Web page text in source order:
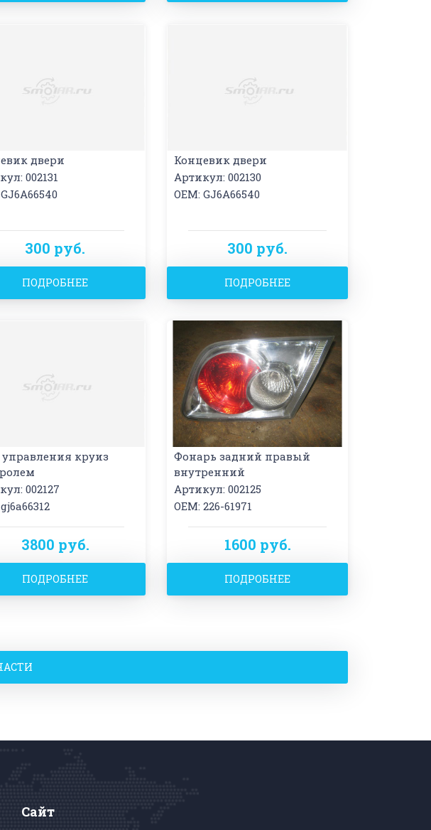
двери
002131
300 руб.
ПОДРОБНЕЕ
Концевик двери
Артикул: 002130
OEM: GJ6A66540
300 руб.
ПОДРОБНЕЕ
круиз
002127
3800 руб.
ПОДРОБНЕЕ
Фонарь задний правый
внутренний
Артикул: 002125
OEM: 226-61971
1600 руб.
ПОДРОБНЕЕ
Сайт